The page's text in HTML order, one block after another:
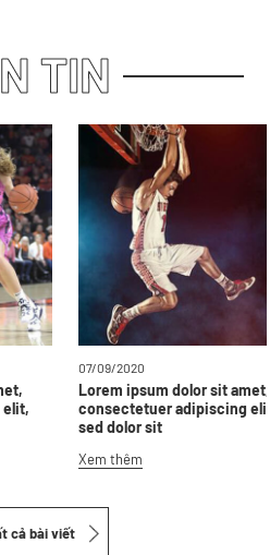
TIN
elit,
07/09/2020
Lorem ipsum dolor sit amet,
consectetuer adipiscing
sed dolor sit
Xem thêm
cả bài viết